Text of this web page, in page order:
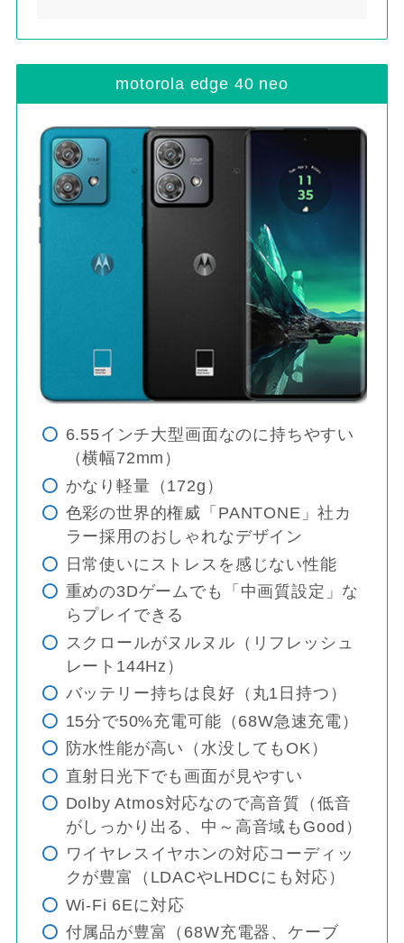
motorola edge 40 neo
6.55インチ大型画面なのに持ちやすい
（横幅72mm）
かなり軽量（172g）
色彩の世界的権威「PANTONE」社カ
ラー採用のおしゃれなデザイン
日常使いにストレスを感じない性能
重めの3Dゲームでも「中画質設定」な
らプレイできる
スクロールがヌルヌル（リフレッシュ
レート144Hz）
バッテリー持ちは良好（丸1日持つ）
15分で50%充電可能（68W急速充電）
防水性能が高い（水没してもOK）
直射日光下でも画面が見やすい
Dolby Atmos対応なので高音質（低音
がしっかり出る、中～高音域もGood）
ワイヤレスイヤホンの対応コーディッ
クが豊富（LDACやLHDCにも対応）
Wi-Fi 6Eに対応
付属品が豊富（68W充電器、ケーブ